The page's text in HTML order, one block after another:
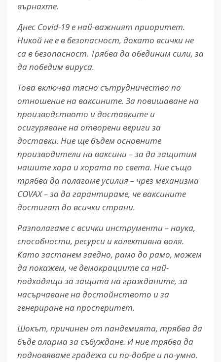
върнахте.
Днес Covid-19 е най-важният приоритет.
Никой не е в безопасност, докато всички не
са в безопасност. Трябва да обединим сили, за
да победим вируса.
Това включва тясно сътрудничество по
отношение на ваксините. За повишаване на
производството и доставките и
осигуряване на отворени вериги за
доставки. Ние ще бъдем основните
производители на ваксини – за да защитим
нашите хора и хората по света. Ние също
трябва да полагаме усилия – чрез механизма
COVAX – за да гарантираме, че ваксините
достигат до всички страни.
Разполагаме с всички инструменти – наука,
способности, ресурси и колективна воля.
Като застанем заедно, рамо до рамо, можем
да покажем, че демокрациите са най-
подходящи за защита на гражданите, за
насърчаване на достойнството и за
генериране на просперитет.
Шокът, причинен от пандемията, трябва да
бъде аларма за събуждане. И ние трябва да
подновяваме градежа си по-добре и по-умно.